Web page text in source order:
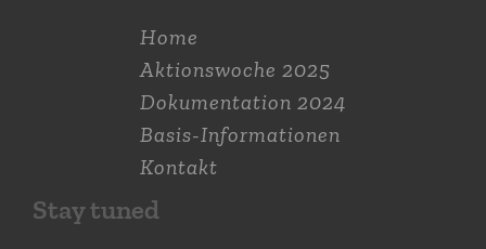
Home
Aktions­woche 2025
Dokumen­tation 2024
Basis-Informationen
Kontakt
Stay tuned